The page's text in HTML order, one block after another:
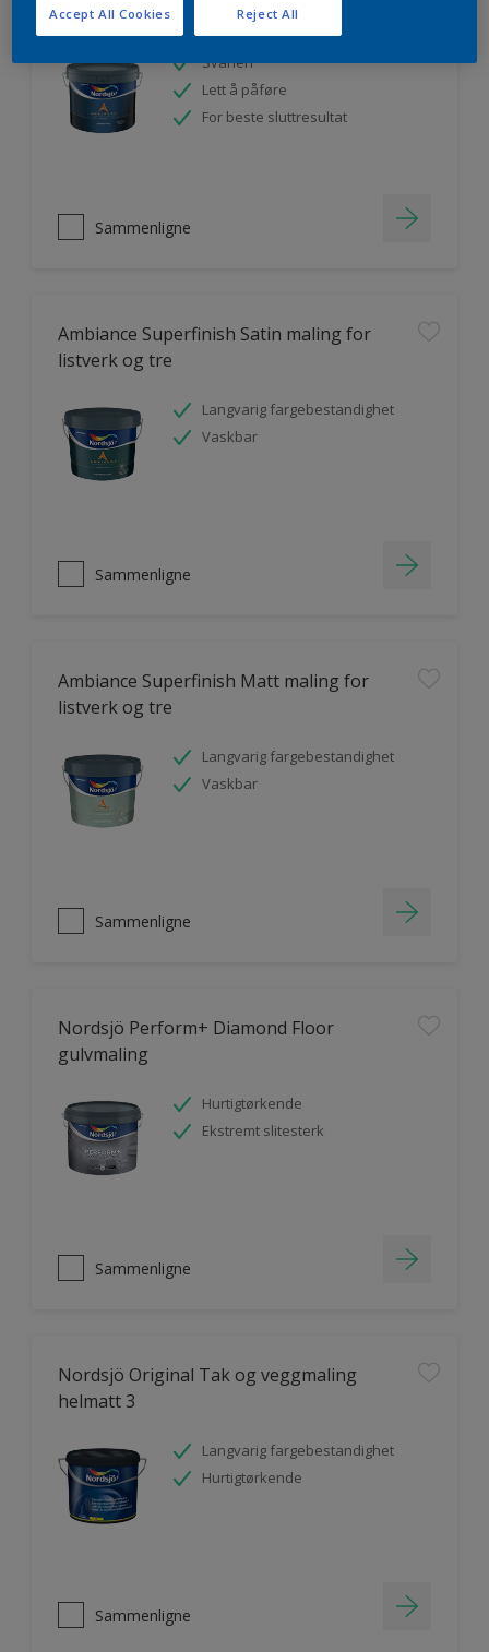
Ambiance Endless Sky takmaling
Svanen
Lett å påføre
For beste sluttresultat
Sammenligne
Ambiance Superfinish Satin maling for
listverk og tre
Langvarig fargebestandighet
Vaskbar
Sammenligne
Ambiance Superfinish Matt maling for
listverk og tre
Langvarig fargebestandighet
Vaskbar
Sammenligne
Nordsjö Perform+ Diamond Floor
gulvmaling
Hurtigtørkende
Ekstremt slitesterk
Sammenligne
Nordsjö Original Tak og veggmaling
helmatt 3
Langvarig fargebestandighet
Hurtigtørkende
Sammenligne
Reject All
Accept All Cookies